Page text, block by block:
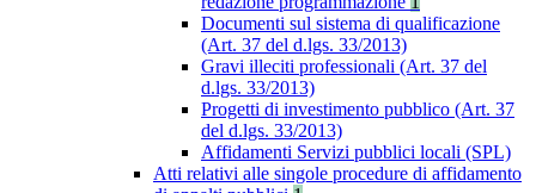
Documenti sul sistema di qualificazione
(Art. 37 del d.lgs. 33/2013)
Gravi illeciti professionali (Art. 37 del
d.lgs. 33/2013)
Progetti di investimento pubblico (Art. 37
del d.lgs. 33/2013)
Affidamenti Servizi pubblici locali (SPL)
Atti relativi alle singole procedure di affidamento